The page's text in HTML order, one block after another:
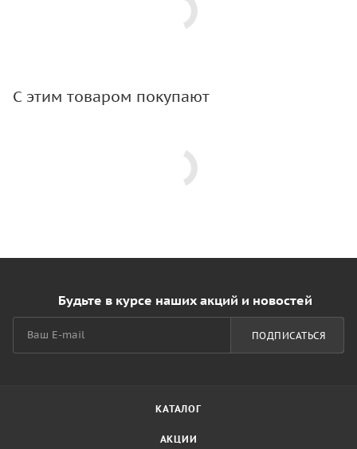
С этим товаром покупают
Будьте в курсе наших акций и новостей
ПОДПИСАТЬСЯ
КАТАЛОГ
АКЦИИ